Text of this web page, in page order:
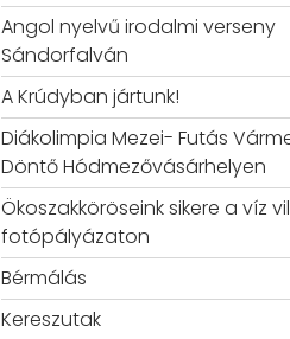
Angol nyelvű irodalmi verseny
Sándorfalván
A Krúdyban jártunk!
Diákolimpia Mezei- Futás
Döntő Hódmezővásárhelyen
Ökoszakköröseink sikere a víz
fotópályázaton
Bérmálás
Kereszutak